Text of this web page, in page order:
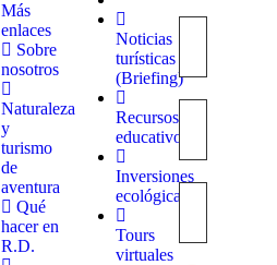
Más
enlaces
Sobre
nosotros
Naturaleza
y
turismo
de
aventura
Qué
hacer en
R.D.
Noticias
turísticas
(Briefing)
Recursos
educativos
Inversiones
ecológicas
Tours
virtuales